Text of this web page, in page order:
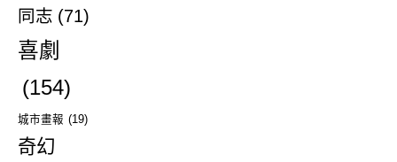
同志 (71)
喜劇
(154)
城市畫報 (19)
奇幻